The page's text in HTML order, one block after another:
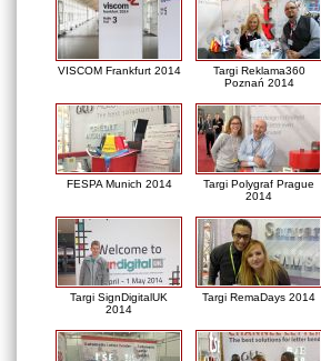
VISCOM Frankfurt 2014
Targi Reklama360
Poznań 2014
FESPA Munich 2014
Targi Polygraf Prague
2014
Targi SignDigitalUK
2014
Targi RemaDays 2014